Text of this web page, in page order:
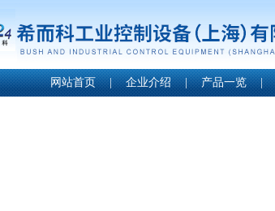
网站首页 | 企业介绍 | 产品一览 |